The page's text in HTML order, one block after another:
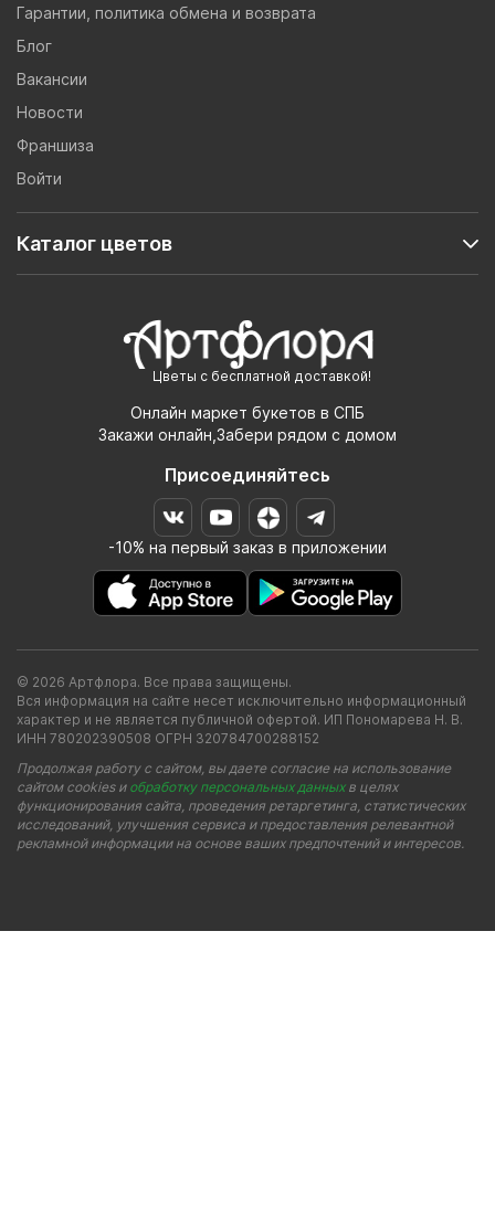
Цветы с бесплатной доставкой!
Онлайн маркет букетов в СПБ
Закажи онлайн,Забери рядом с домом
Присоединяйтесь
-10% на первый заказ в приложении
Гарантии, политика обмена и возврата
Блог
Вакансии
Новости
Франшиза
Войти
Каталог цветов
© 2026 Артфлора. Все права защищены.
Вся информация на сайте несет исключительно информационный
характер и не является публичной офертой. ИП Пономарева Н. В.
ИНН 780202390508 ОГРН 320784700288152
Продолжая работу с сайтом, вы даете согласие на использование
сайтом cookies и обработку персональных данныхв целях
функционирования сайта, проведения ретаргетинга, статистических
исследований, улучшения сервиса и предоставления релевантной
рекламной информации на основе ваших предпочтений и интересов.